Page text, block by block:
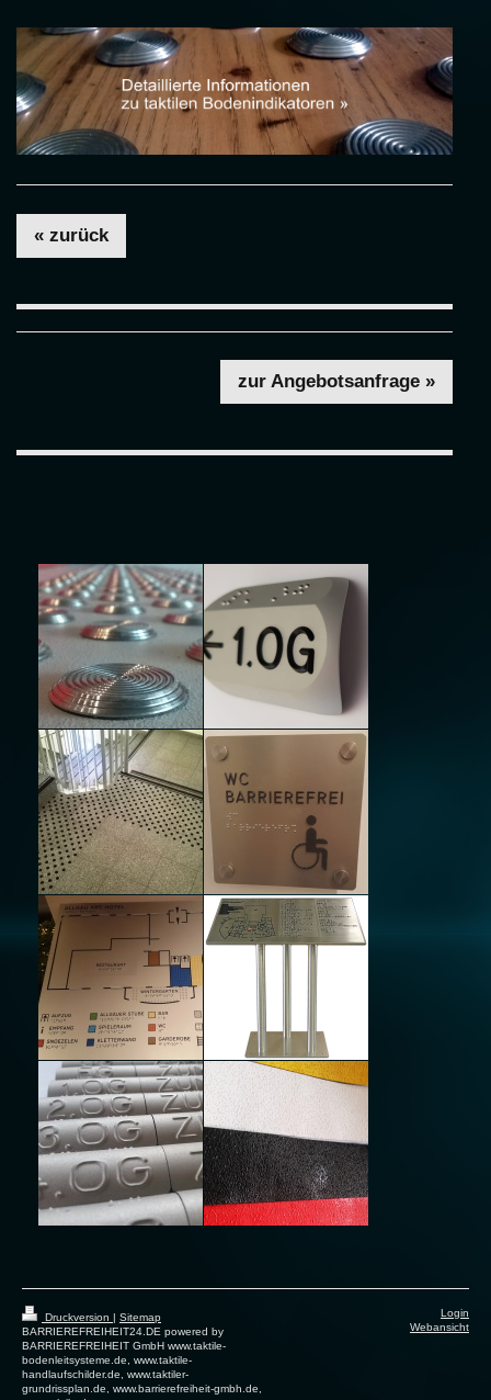
« zurück
zur Angebotsanfrage »
Druckversion
Sitemap
BARRIEREFREIHEIT24.DE powered by
BARRIEREFREIHEIT GmbH www.taktile-
bodenleitsysteme.de, www.taktile-
handlaufschilder.de, www.taktiler-
grundrissplan.de, www.barrierefreiheit-gmbh.de,
Login
Webansicht